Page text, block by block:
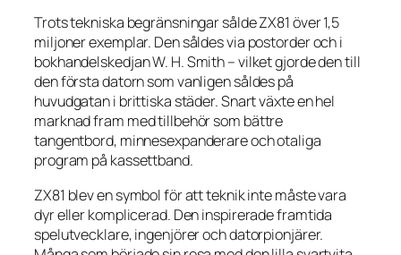
Trots tekniska begränsningar sålde ZX81 över 1,5
miljoner exemplar. Den såldes via postorder och i
bokhandelskedjan W. H. Smith – vilket gjorde den till
den första datorn som vanligen såldes på
huvudgatan i brittiska städer. Snart växte en hel
marknad fram med tillbehör som bättre
tangentbord, minnesexpanderare och otaliga
program på kassettband.
ZX81 blev en symbol för att teknik inte måste vara
dyr eller komplicerad. Den inspirerade framtida
spelutvecklare, ingenjörer och datorpionjärer.